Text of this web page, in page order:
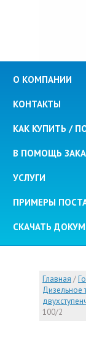
О КОМПАНИИ
КОНТАКТЫ
КАК КУПИТЬ /
В ПОМОЩЬ
УСЛУГИ
ПРИМЕРЫ
СКАЧАТЬ
Главная /
Дизельное
100/2